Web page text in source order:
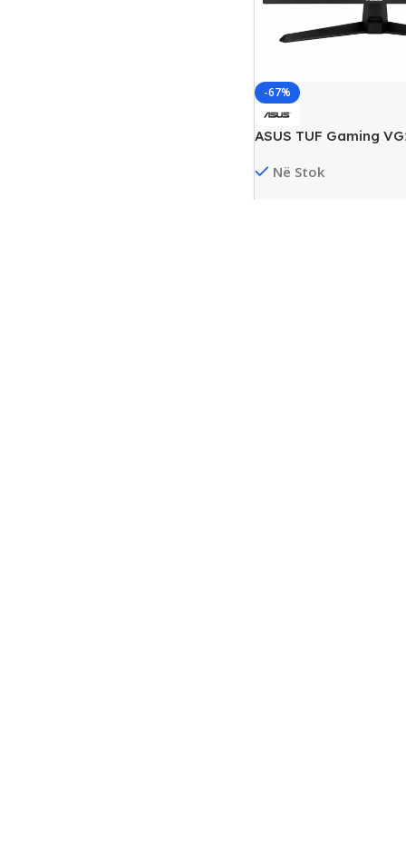
-67%
ASUS TUF Gaming
Në Stok